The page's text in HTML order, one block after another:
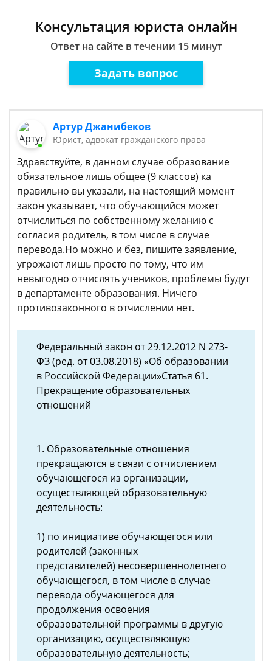
Консультация юриста онлайн
Ответ на сайте в течении 15 минут
Задать вопрос
Артур Джанибеков
Юрист, адвокат гражданского права
Здравствуйте, в данном случае образование
обязательное лишь общее (9 классов) ка
правильно вы указали, на настоящий момент
закон указывает, что обучающийся может
отчислиться по собственному желанию с
согласия родитель, в том числе в случае
перевода.Но можно и без, пишите заявление,
угрожают лишь просто по тому, что им
невыгодно отчислять учеников, проблемы будут
в департаменте образования. Ничего
противозаконного в отчислении нет.
Федеральный закон от 29.12.2012 N 273-
ФЗ (ред. от 03.08.2018) «Об образовании
в Российской Федерации»Статья 61.
Прекращение образовательных
отношений
1. Образовательные отношения
прекращаются в связи с отчислением
обучающегося из организации,
осуществляющей образовательную
деятельность:
1) по инициативе обучающегося или
родителей (законных
представителей) несовершеннолетнего
обучающегося, в том числе в случае
перевода обучающегося для
продолжения освоения
образовательной программы в другую
организацию, осуществляющую
образовательную деятельность;